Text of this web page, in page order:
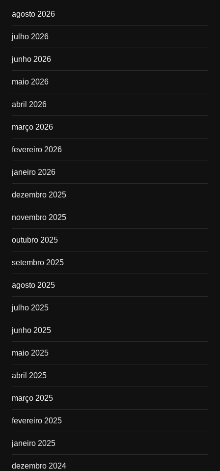
agosto 2026
julho 2026
junho 2026
maio 2026
abril 2026
março 2026
fevereiro 2026
janeiro 2026
dezembro 2025
novembro 2025
outubro 2025
setembro 2025
agosto 2025
julho 2025
junho 2025
maio 2025
abril 2025
março 2025
fevereiro 2025
janeiro 2025
dezembro 2024